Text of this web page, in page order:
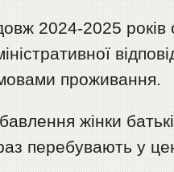
2024-2025 років
проживання.
жінки
перебувають у